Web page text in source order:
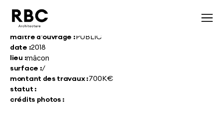
maître d'ouvrage :PUBLIC
date :2018
lieu :mâcon
surface :/
montant des travaux :700K€
statut :
crédits photos :